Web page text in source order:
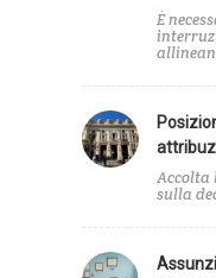
È
Accolta
sulla